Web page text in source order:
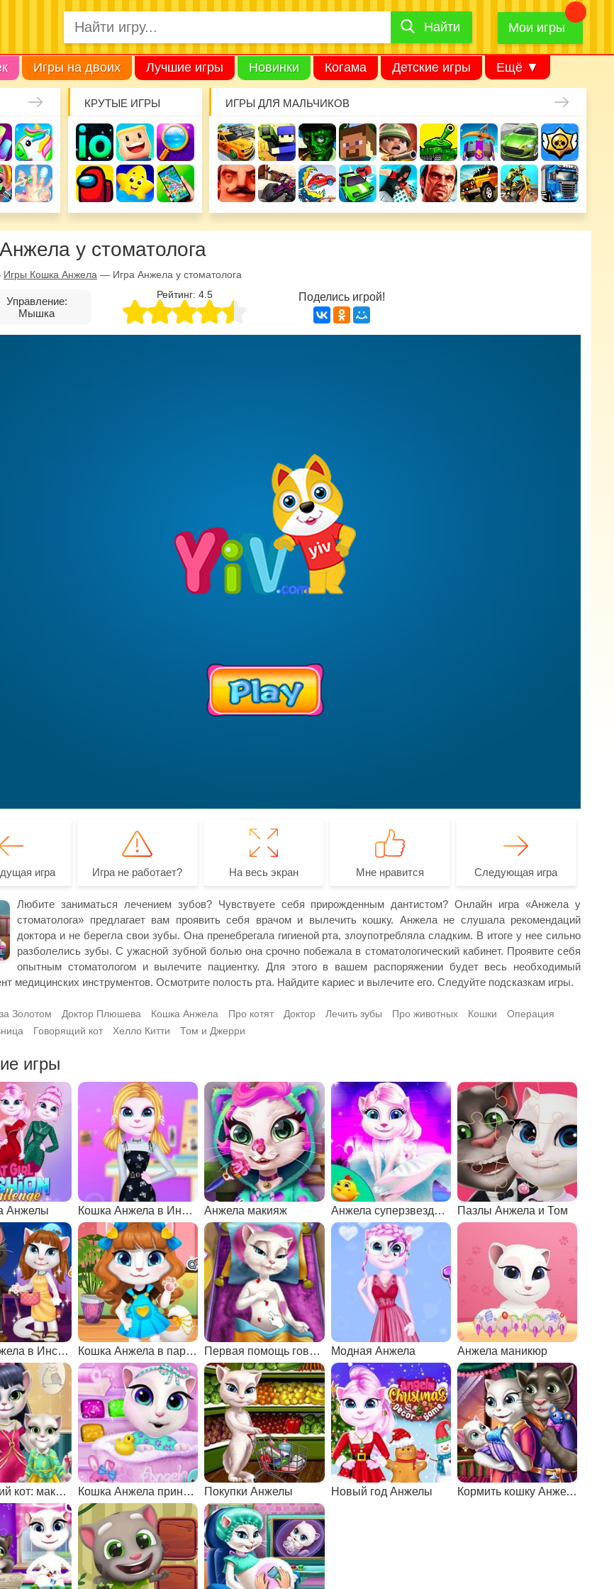
Найти
Найти Мои игры
Игры на двоих Лучшие игры Новинки Когама Детские игры Ещё ▼
КРУТЫЕ ИГРЫ ИГРЫ ДЛЯ МАЛЬЧИКОВ
у стоматолога
Игры Кошка Анжела — Игра Анжела у стоматолога
Управление:
Мышка
Рейтинг: 4.5 Поделись игрой!
игра Игра не работает? На весь экран Мне нравится Следующая игра
Любите заниматься лечением зубов? Чувствуете себя прирожденным дантистом? Онлайн игра «Анжела у
стоматолога» предлагает вам проявить себя врачом и вылечить кошку. Анжела не слушала рекомендаций
доктора и не берегла свои зубы. Она пренебрегала гигиеной рта, злоупотребляла сладким. В итоге у нее сильно
разболелись зубы. С ужасной зубной болью она срочно побежала в стоматологический кабинет. Проявите себя
опытным стоматологом и вылечите пациентку. Для этого в вашем распоряжении будет весь необходимый
медицинских инструментов. Осмотрите полость рта. Найдите кариес и вылечите его. Следуйте подсказкам игры.
Золотом Доктор Плюшева Кошка Анжела Про котят Доктор Лечить зубы Про животных Кошки
Операция
Говорящий кот Хелло Китти Том и Джерри
игры
Анжелы Кошка Анжела в Инстаграме Анжела макияж Анжела суперзвезда моды Пазлы Анжела и Том
Том и Анжела в Инстаграм Кошка Анжела в парикмахерской Первая помощь говорящей Анжеле Модная Анжела Анжела маникюр
Говорящий кот: макияж Анжелы Кошка Анжела принимает ванну Покупки Анжелы Новый год Анжелы Кормить кошку Анжелу